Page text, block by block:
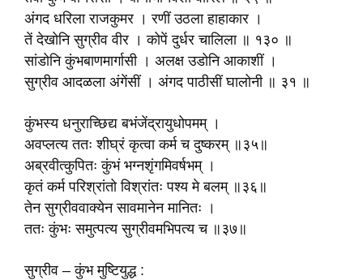
अंगद धरिला राजकुमर । रणीं उठला हाहाकार ।
तें देखोनि सुग्रीव वीर । कोपें दुर्धर चालिला ॥ १३० ॥
सांडोनि कुंभबाणमार्गासी । अलक्ष उडोनि आकाशीं ।
सुग्रीव आदळला अंगेंसीं । अंगद पाठीसीं घालोनी ॥ ३१ ॥
कुंभस्य धनुराच्छिद्य बभंजेंद्रायुधोपमम् ।
अवप्लत्य ततः शीघ्रं कृत्वा कर्म च दुष्करम् ॥३५॥
अब्रवीत्कुपितः कुंभं भग्नशृंगमिवर्षभम् ।
कृतं कर्म परिश्रांतो विश्रांतः पश्य मे बलम् ॥३६॥
तेन सुग्रीववाक्येन सावमानेन मानितः ।
ततः कुंभः समुत्पत्य सुग्रीवमभिपत्य च ॥३७॥
सुग्रीव – कुंभ मुष्टियुद्ध :